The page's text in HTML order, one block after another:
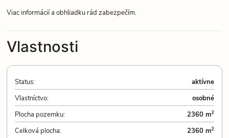
Viac informácií a obhliadku rád zabezpečím.
Vlastnosti
Status:
aktívne
Vlastníctvo:
osobné
Plocha pozemku:
2360 m2
Celková plocha: 2360 m2